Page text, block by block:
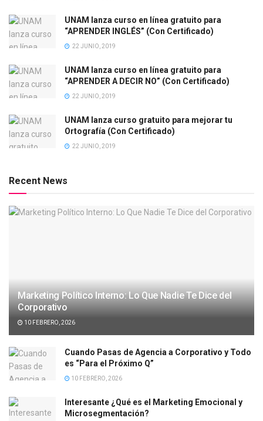
UNAM lanza curso en línea gratuito para
“APRENDER INGLÉS” (Con Certificado)
22 JUNIO, 2019
UNAM lanza curso en línea gratuito para
“APRENDER A DECIR NO” (Con Certificado)
22 JUNIO, 2019
UNAM lanza curso gratuito para mejorar tu
Ortografía (Con Certificado)
22 JUNIO, 2019
Recent News
Marketing Político Interno: Lo Que Nadie Te Dice del
Corporativo
10 FEBRERO, 2026
Cuando Pasas de Agencia a Corporativo y Todo
es “Para el Próximo Q”
10 FEBRERO, 2026
Interesante ¿Qué es el Marketing Emocional y
Microsegmentación?